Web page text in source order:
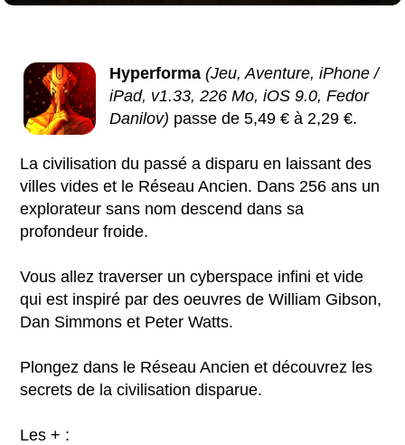
Hyperforma (Jeu, Aventure, iPhone /
iPad, v1.33, 226 Mo, iOS 9.0, Fedor
Danilov) passe de 5,49 € à 2,29 €.
La civilisation du passé a disparu en laissant des
villes vides et le Réseau Ancien. Dans 256 ans un
explorateur sans nom descend dans sa
profondeur froide.
Vous allez traverser un cyberspace infini et vide
qui est inspiré par des oeuvres de William Gibson,
Dan Simmons et Peter Watts.
Plongez dans le Réseau Ancien et découvrez les
secrets de la civilisation disparue.
Les + :